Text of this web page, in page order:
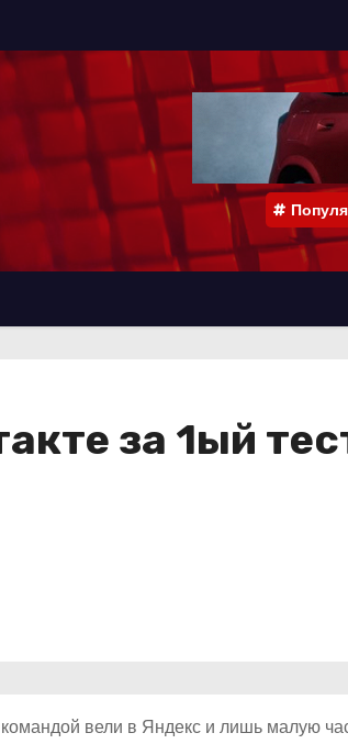
за 1ый
вели в Яндекс и лишь малую